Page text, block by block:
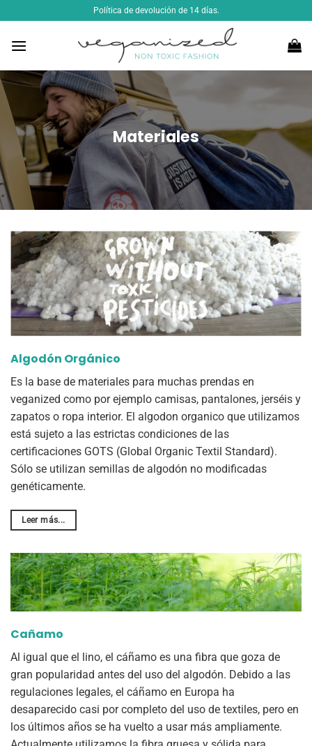
al
contenido
Política de devolución de 14 días.
Materiales
Algodón Orgánico
Es la base de materiales para muchas prendas en
veganized como por ejemplo camisas, pantalones, jerséis y
zapatos o ropa interior. El algodon organico que utilizamos
está sujeto a las estrictas condiciones de las
certificaciones GOTS (Global Organic Textil Standard).
Sólo se utilizan semillas de algodón no modificadas
genéticamente.
Leer más...
Cañamo
Al igual que el lino, el cáñamo es una fibra que goza de
gran popularidad antes del uso del algodón. Debido a las
regulaciones legales, el cáñamo en Europa ha
desaparecido casi por completo del uso de textiles, pero en
los últimos años se ha vuelto a usar más ampliamente.